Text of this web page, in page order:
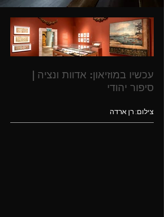
עכשיו במוזיאון: אדוות ונציה |
סיפור יהודי
דרך זיכרון, חוסן ויצירתיות, ומחברת עבר
והווה על פני מאות שנים של חיים יהודיים.
מהסמטאות הצרות של ונציה אל ליבה של
צילום: רן ארדה